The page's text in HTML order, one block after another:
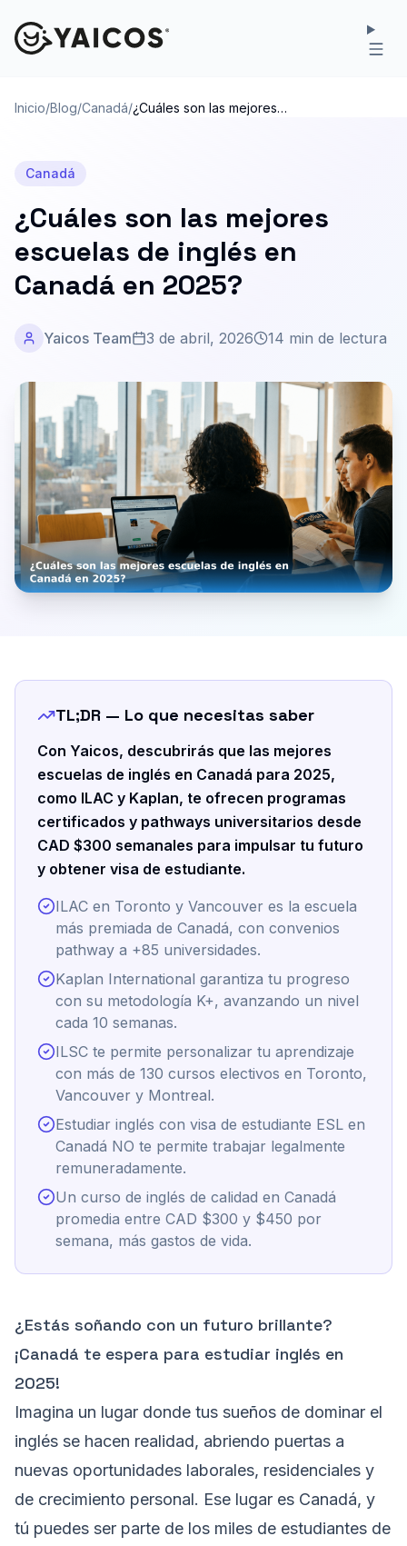
Inicio/Blog/Canadá/¿Cuáles son las mejores
Canadá
¿Cuáles son las mejores
escuelas de inglés en
Canadá en 2025?
Yaicos Team 3 de abril, 2026 14 min de lectura
TL;DR — Lo que necesitas saber
Con Yaicos, descubrirás que las mejores
escuelas de inglés en Canadá para 2025,
como ILAC y Kaplan, te ofrecen programas
certificados y pathways universitarios desde
CAD $300 semanales para impulsar tu futuro
y obtener visa de estudiante.
ILAC en Toronto y Vancouver es la escuela
más premiada de Canadá, con convenios
pathway a +85 universidades.
Kaplan International garantiza tu progreso
con su metodología K+, avanzando un nivel
cada 10 semanas.
ILSC te permite personalizar tu aprendizaje
con más de 130 cursos electivos en Toronto,
Vancouver y Montreal.
Estudiar inglés con visa de estudiante ESL en
Canadá NO te permite trabajar legalmente
remuneradamente.
Un curso de inglés de calidad en Canadá
promedia entre CAD $300 y $450 por
semana, más gastos de vida.
¿Estás soñando con un futuro brillante?
¡Canadá te espera para estudiar inglés en
2025!
Imagina un lugar donde tus sueños de dominar el
inglés se hacen realidad, abriendo puertas a
nuevas oportunidades laborales, residenciales y
de crecimiento personal. Ese lugar es Canadá, y
tú puedes ser parte de los miles de estudiantes de